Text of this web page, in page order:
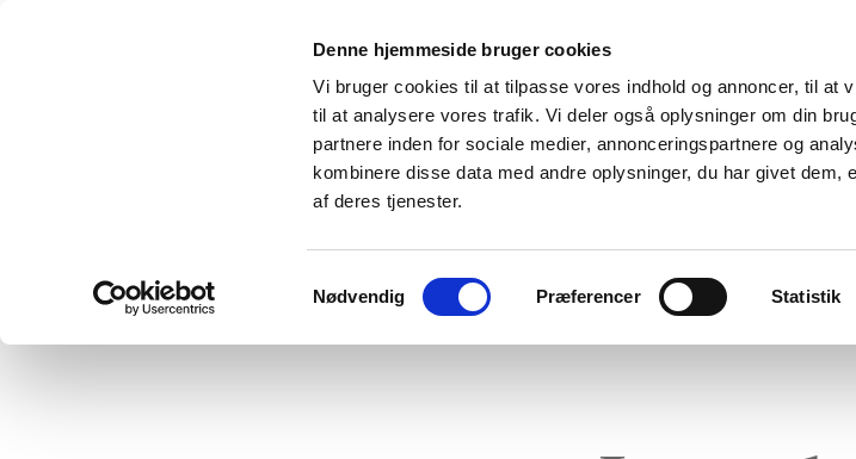
Denne hjemmeside bruger cookies
Vi bruger cookies til at tilpasse vores indhold og annoncer, til at
til at analysere vores trafik. Vi deler også oplysninger om din
partnere inden for sociale medier, annonceringspartnere og
kombinere disse data med andre oplysninger, du har givet dem,
af deres tjenester.
Nødvendig Præferencer Statistik
Kunstner-C.V. Malerier Skulpturer Erhvervs-C.V.
Udstillingsdesign Mønstre/tekstildesign Produktdesign